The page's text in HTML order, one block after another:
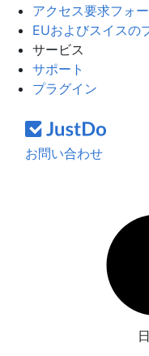
アクセス要求フォ
EUおよびスイスの
サービス
サポート
プラグイン
お問い合わせ